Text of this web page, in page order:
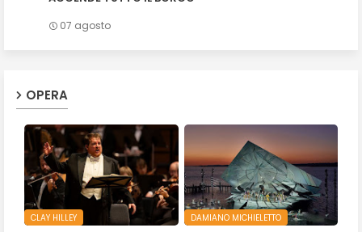
07 agosto
OPERA
CLAY HILLEY DAMIANO MICHIELETTO